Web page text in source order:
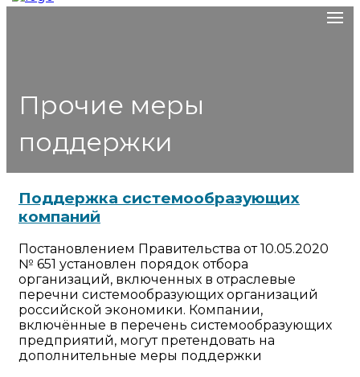
Прочие меры
поддержки
Поддержка системообразующих
компаний
Постановлением Правительства от 10.05.2020
№ 651 установлен порядок отбора
организаций, включенных в отраслевые
перечни системообразующих организаций
российской экономики. Компании,
включённые в перечень системообразующих
предприятий, могут претендовать на
дополнительные меры поддержки